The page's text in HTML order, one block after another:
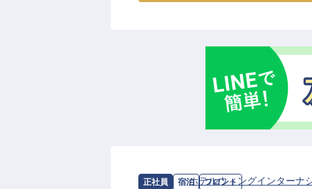
正社員 宿泊 フロント
求人情報：ホテルウィングインターナ